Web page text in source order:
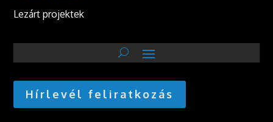
Lezárt projektek
Hírlevél feliratkozás